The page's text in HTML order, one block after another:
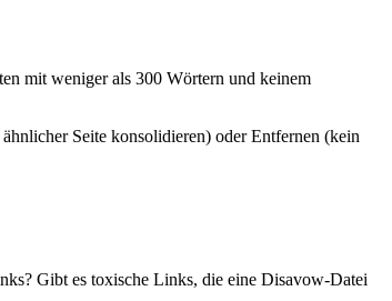
mit weniger als 300 Wörtern und keinem
Seite konsolidieren) oder Entfernen (kein
Gibt es toxische Links, die eine Disavow-Datei